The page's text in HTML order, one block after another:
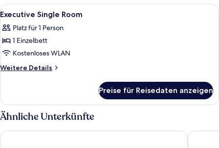
Alle
Fotos
für
Executive
Single
Room
Ein Hotelzimmer mit Bett,
5
Executive Single Room
Platz für 1 Person
1 Einzelbett
Kostenloses WLAN
Weitere Details
Weitere
Single
Room
Preise für Reisedaten anzeigen
Ähnliche Unterkünfte
The Social Hub Florence Lavagnini The